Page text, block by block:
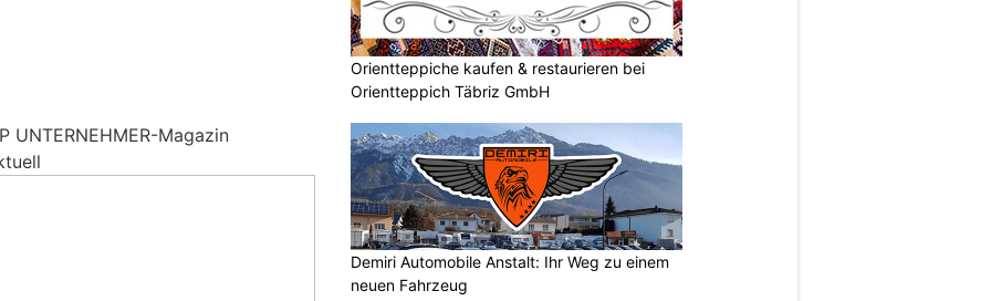
UNTERNEHMER-Magazin
Orientteppiche kaufen & restaurieren bei
Orientteppich Täbriz GmbH
Demiri Automobile Anstalt: Ihr Weg zu einem
neuen Fahrzeug